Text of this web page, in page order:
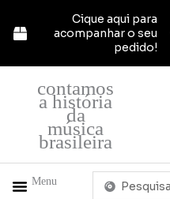
para
Cique aqui para
acompanhar o seu
pedido!
contamos
a história
da
música
brasileira
Menu
Pesquisar